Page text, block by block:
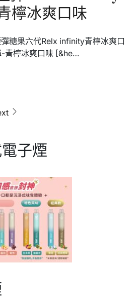
檸冰爽口味
糖果六代Relx infinity青檸冰爽口
青檸冰爽口味 [&he…
子煙